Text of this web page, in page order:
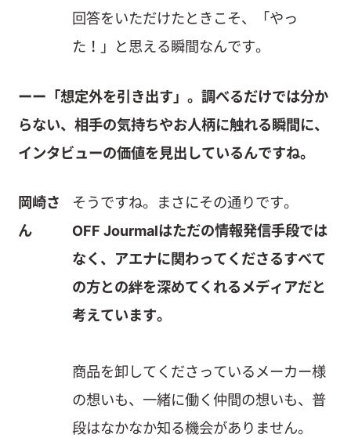
回答をいただけたときこそ、「やっ
た！」と思える瞬間なんです。
ーー「想定外を引き出す」。調べるだけでは分か
らない、相手の気持ちやお人柄に触れる瞬間に、
インタビューの価値を見出しているんですね。
岡崎さ
ん
そうですね。まさにその通りです。
OFF Jourmalはただの情報発信手段では
なく、アエナに関わってくださるすべて
の方との絆を深めてくれるメディアだと
考えています。
商品を卸してくださっているメーカー様
の想いも、一緒に働く仲間の想いも、普
段はなかなか知る機会がありません。